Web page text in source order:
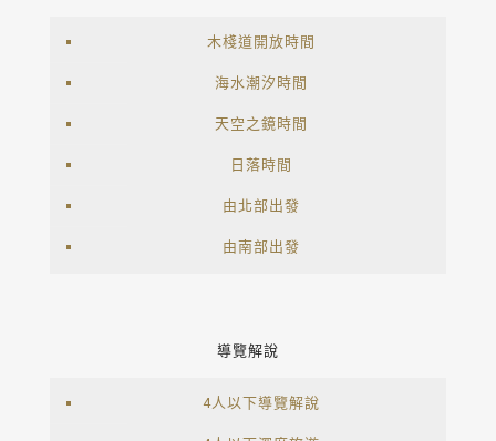
木棧道開放時間
海水潮汐時間
天空之鏡時間
日落時間
由北部出發
由南部出發
導覽解說
4人以下導覽解說